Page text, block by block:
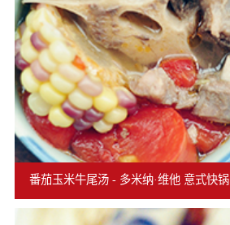
番茄玉米牛尾汤 - 多米纳·维他 意式快锅